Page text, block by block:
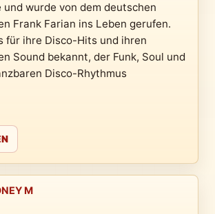
und wurde von dem deutschen
Frank Farian ins Leben gerufen.
für ihre Disco-Hits und ihren
Sound bekannt, der Funk, Soul und
Disco-Rhythmus
M